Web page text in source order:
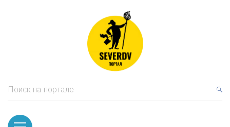
Поиск на портале